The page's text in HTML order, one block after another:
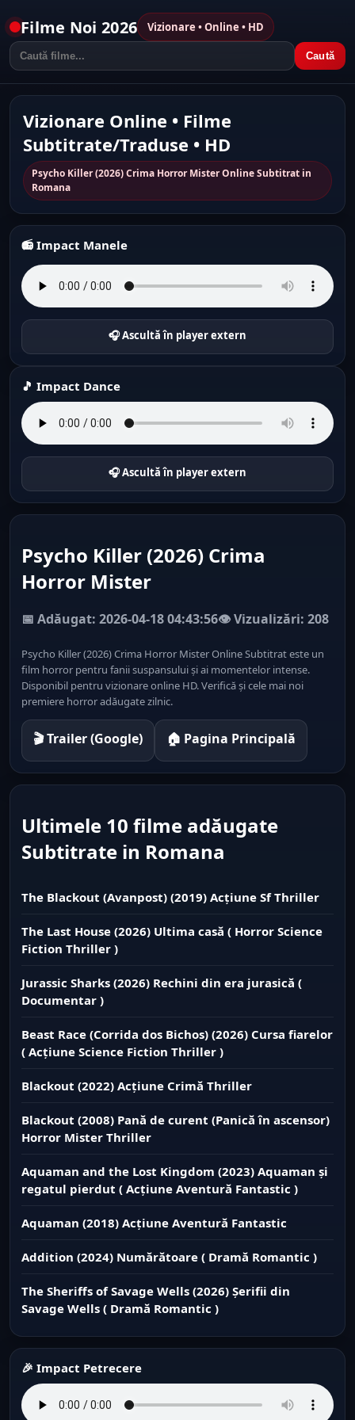
Filme Noi 2026 Vizionare • Online • HD
Caută
Vizionare Online • Filme
Subtitrate/Traduse • HD
Psycho Killer (2026) Crima Horror Mister Online Subtitrat in
Romana
📻 Impact Manele
🎧 Ascultă în player extern
🎵 Impact Dance
🎧 Ascultă în player extern
Psycho Killer (2026) Crima
Horror Mister
📅 Adăugat: 2026-04-18 04:43:56👁️ Vizualizări: 208
Psycho Killer (2026) Crima Horror Mister Online Subtitrat este un
film horror pentru fanii suspansului și ai momentelor intense.
Disponibil pentru vizionare online HD. Verifică și cele mai noi
premiere horror adăugate zilnic.
🎬 Trailer (Google) 🏠 Pagina Principală
Ultimele 10 filme adăugate
Subtitrate in Romana
The Blackout (Avanpost) (2019) Acțiune Sf Thriller
The Last House (2026) Ultima casă ( Horror Science
Fiction Thriller )
Jurassic Sharks (2026) Rechini din era jurasică (
Documentar )
Beast Race (Corrida dos Bichos) (2026) Cursa fiarelor
( Acțiune Science Fiction Thriller )
Blackout (2022) Acțiune Crimă Thriller
Blackout (2008) Pană de curent (Panică în ascensor)
Horror Mister Thriller
Aquaman and the Lost Kingdom (2023) Aquaman și
regatul pierdut ( Acțiune Aventură Fantastic )
Aquaman (2018) Acțiune Aventură Fantastic
Addition (2024) Numărătoare ( Dramă Romantic )
The Sheriffs of Savage Wells (2026) Șerifii din
Savage Wells ( Dramă Romantic )
🎉 Impact Petrecere